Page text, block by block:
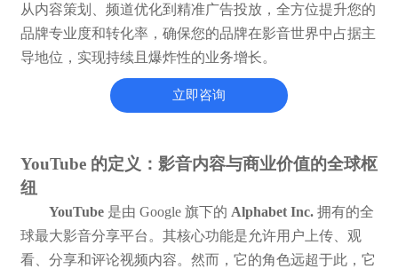
从内容策划、频道优化到精准广告投放，全方位提升您的
品牌专业度和转化率，确保您的品牌在影音世界中占据主
导地位，实现持续且爆炸性的业务增长。
立即咨询
YouTube 的定义：影音内容与商业价值的全球枢
纽
YouTube是由 Google 旗下的 Alphabet Inc.拥有的全
球最大影音分享平台。其核心功能是允许用户上传、观
看、分享和评论视频内容。然而，它的角色远超于此，它